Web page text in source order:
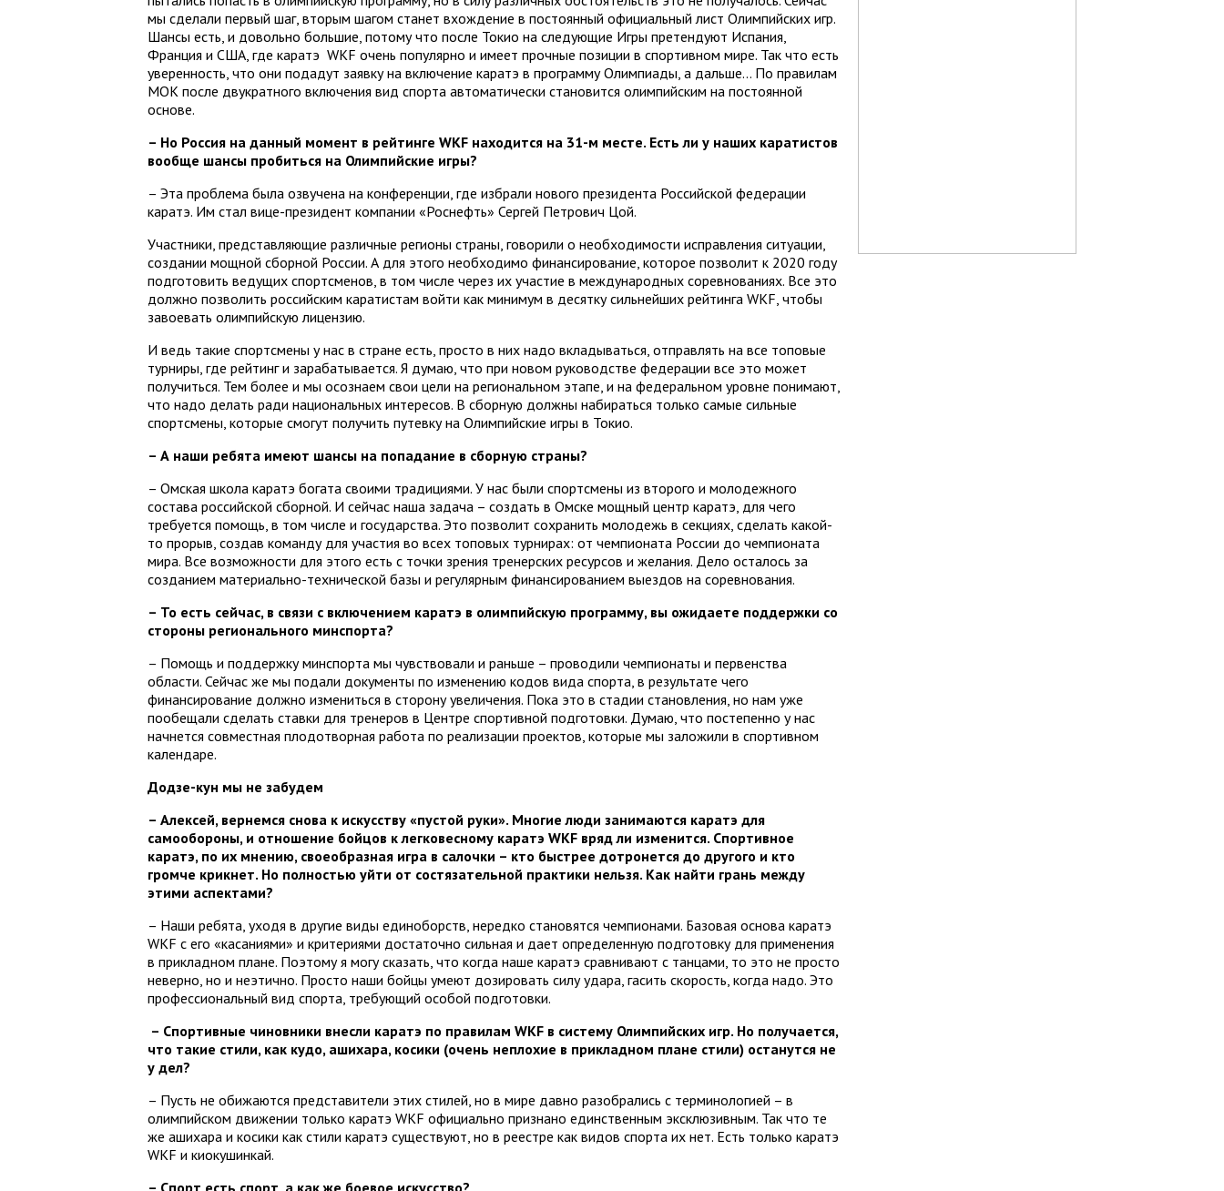
мы сделали первый шаг, вторым шагом станет вхождение в постоянный официальный лист Олимпийских игр.
Шансы есть, и довольно большие, потому что после Токио на следующие Игры претендуют Испания,
Франция и США, где каратэ WKF очень популярно и имеет прочные позиции в спортивном мире. Так что есть
уверенность, что они подадут заявку на включение каратэ в программу Олимпиады, а дальше… По правилам
МОК после двукратного включения вид спорта автоматически становится олимпийским на постоянной
основе.
– Но Россия на данный момент в рейтинге WKF находится на 31-м месте. Есть ли у наших каратистов
вообще шансы пробиться на Олимпийские игры?
– Эта проблема была озвучена на конференции, где избрали нового президента Российской федерации
каратэ. Им стал вице-президент компании «Роснефть» Сергей Петрович Цой.
Участники, представляющие различные регионы страны, говорили о необходимости исправления ситуации,
создании мощной сборной России. А для этого необходимо финансирование, которое позволит к 2020 году
подготовить ведущих спортсменов, в том числе через их участие в международных соревнованиях. Все это
должно позволить российским каратистам войти как минимум в десятку сильнейших рейтинга WKF, чтобы
завоевать олимпийскую лицензию.
И ведь такие спортсмены у нас в стране есть, просто в них надо вкладываться, отправлять на все топовые
турниры, где рейтинг и зарабатывается. Я думаю, что при новом руководстве федерации все это может
получиться. Тем более и мы осознаем свои цели на региональном этапе, и на федеральном уровне понимают,
что надо делать ради национальных интересов. В сборную должны набираться только самые сильные
спортсмены, которые смогут получить путевку на Олимпийские игры в Токио.
– А наши ребята имеют шансы на попадание в сборную страны?
– Омская школа каратэ богата своими традициями. У нас были спортсмены из второго и молодежного
состава российской сборной. И сейчас наша задача – создать в Омске мощный центр каратэ, для чего
требуется помощь, в том числе и государства. Это позволит сохранить молодежь в секциях, сделать какой-
то прорыв, создав команду для участия во всех топовых турнирах: от чемпионата России до чемпионата
мира. Все возможности для этого есть с точки зрения тренерских ресурсов и желания. Дело осталось за
созданием материально-технической базы и регулярным финансированием выездов на соревнования.
– То есть сейчас, в связи с включением каратэ в олимпийскую программу, вы ожидаете поддержки со
стороны регионального минспорта?
– Помощь и поддержку минспорта мы чувствовали и раньше – проводили чемпионаты и первенства
области. Сейчас же мы подали документы по изменению кодов вида спорта, в результате чего
финансирование должно измениться в сторону увеличения. Пока это в стадии становления, но нам уже
пообещали сделать ставки для тренеров в Центре спортивной подготовки. Думаю, что постепенно у нас
начнется совместная плодотворная работа по реализации проектов, которые мы заложили в спортивном
календаре.
Додзе-кун мы не забудем
– Алексей, вернемся снова к искусству «пустой руки». Многие люди занимаются каратэ для
самообороны, и отношение бойцов к легковесному каратэ WKF вряд ли изменится. Спортивное
каратэ, по их мнению, своеобразная игра в салочки – кто быстрее дотронется до другого и кто
громче крикнет. Но полностью уйти от состязательной практики нельзя. Как найти грань между
этими аспектами?
– Наши ребята, уходя в другие виды единоборств, нередко становятся чемпионами. Базовая основа каратэ
WKF с его «касаниями» и критериями достаточно сильная и дает определенную подготовку для применения
в прикладном плане. Поэтому я могу сказать, что когда наше каратэ сравнивают с танцами, то это не просто
неверно, но и неэтично. Просто наши бойцы умеют дозировать силу удара, гасить скорость, когда надо. Это
профессиональный вид спорта, требующий особой подготовки.
– Спортивные чиновники внесли каратэ по правилам WKF в систему Олимпийских игр. Но получается,
что такие стили, как кудо, ашихара, косики (очень неплохие в прикладном плане стили) останутся не
у дел?
– Пусть не обижаются представители этих стилей, но в мире давно разобрались с терминологией – в
олимпийском движении только каратэ WKF официально признано единственным эксклюзивным. Так что те
же ашихара и косики как стили каратэ существуют, но в реестре как видов спорта их нет. Есть только каратэ
WKF и киокушинкай.
– Спорт есть спорт, а как же боевое искусство?